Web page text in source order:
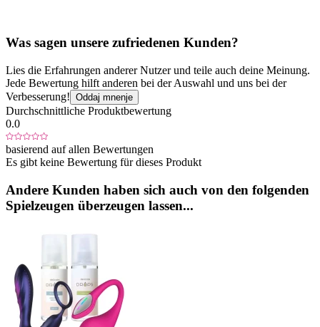
Was sagen unsere zufriedenen Kunden?
Lies die Erfahrungen anderer Nutzer und teile auch deine Meinung.
Jede Bewertung hilft anderen bei der Auswahl und uns bei der
Verbesserung! Oddaj mnenje
Durchschnittliche Produktbewertung
0.0
basierend auf allen Bewertungen
Es gibt keine Bewertung für dieses Produkt
Andere Kunden haben sich auch von den folgenden
Spielzeugen überzeugen lassen...